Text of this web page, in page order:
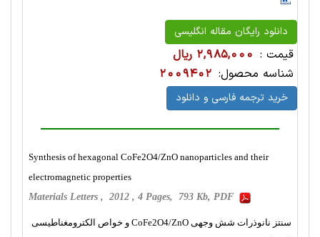
دانلود رایگان مقاله انگلیسی
قیمت : 2,985,000 ریال
شناسه محصول: 2009402
خرید ترجمه فارسی و دانلود
Synthesis of hexagonal CoFe2O4/ZnO nanoparticles and their
electromagnetic properties
Materials Letters , 2012 , 4 Pages, 793 Kb, PDF
سنتز نانوذرات شش وجهی CoFe2O4/ZnO و خواص الکترومغناطیسی